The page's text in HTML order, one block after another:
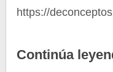
https://
Continúa